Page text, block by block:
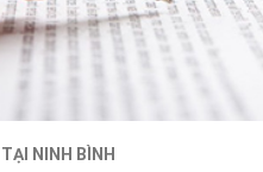
TẠI NINH BÌNH